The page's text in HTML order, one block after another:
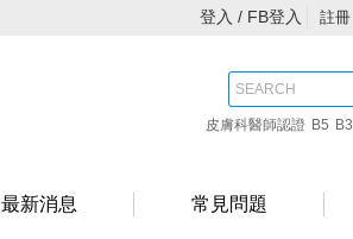
登入 / FB登入 註冊
皮膚科醫師認證 B5 B3
最新消息 常見問題